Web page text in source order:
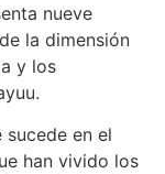
nueve
la dimensión
y los
sucede en el
han vivido los